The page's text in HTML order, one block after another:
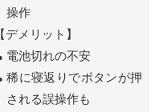
操作
【デメリット】
電池切れの不安
稀に寝返りでボタンが押
される誤操作も